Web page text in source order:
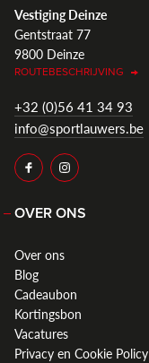
Vestiging Deinze
Gentstraat 77
9800 Deinze
ROUTEBESCHRIJVING
+32 (0)56 41 34 93
info@sportlauwers.be
OVER ONS
Over ons
Blog
Cadeaubon
Kortingsbon
Vacatures
Privacy en Cookie Policy